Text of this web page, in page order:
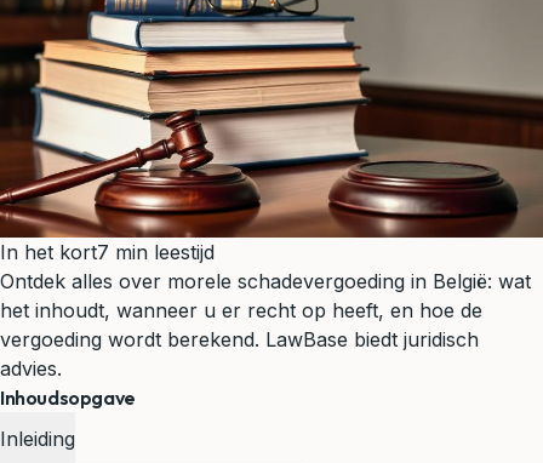
In het kort7 min leestijd
Ontdek alles over morele schadevergoeding in België: wat
het inhoudt, wanneer u er recht op heeft, en hoe de
vergoeding wordt berekend. LawBase biedt juridisch
advies.
Inhoudsopgave
Inleiding